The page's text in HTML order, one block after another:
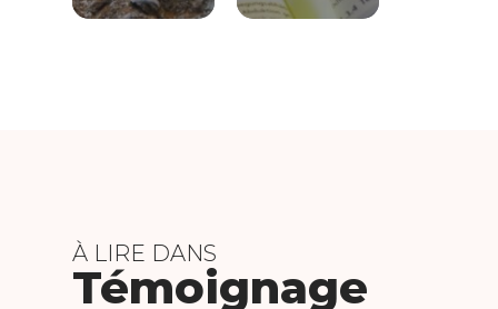
À LIRE DANS
Témoignage